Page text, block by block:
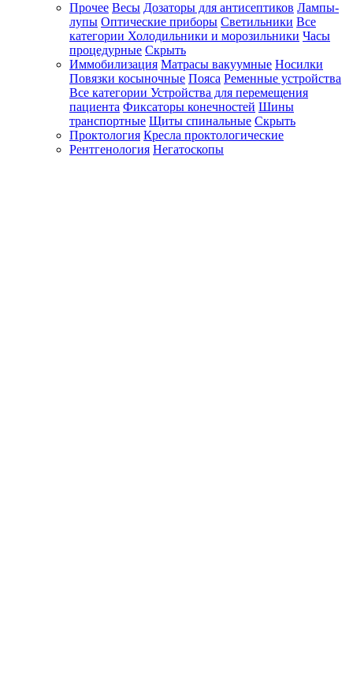
Прочее Весы Дозаторы для антисептиков Лампы-
лупы Оптические приборы Светильники Все
категории Холодильники и морозильники Часы
процедурные Скрыть
Иммобилизация Матрасы вакуумные Носилки
Повязки косыночные Пояса Ременные устройства
Все категории Устройства для перемещения
пациента Фиксаторы конечностей Шины
транспортные Щиты спинальные Скрыть
Проктология Кресла проктологические
Рентгенология Негатоскопы